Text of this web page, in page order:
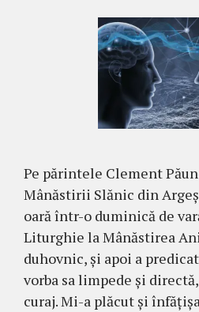
Pe părintele Clement
Mânăstirii Slănic din
oară într-o duminică de
Liturghie la Mânăstirea
duhovnic, şi apoi a
vorba sa limpede şi
curaj. Mi-a plăcut şi